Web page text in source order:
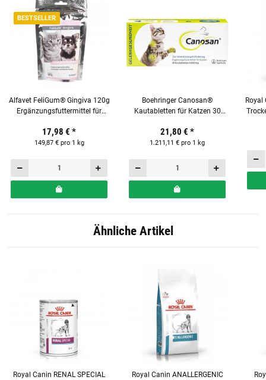
BESTSELLER
Alfavet FeliGum® Gingiva 120g
Ergänzungsfuttermittel für
17,98 € *
149,87 € pro 1 kg
Boehringer Canosan®
Kautabletten für Katzen 30
21,80 € *
1.211,11 € pro 1 kg
Royal
Ähnliche Artikel
Royal Canin RENAL SPECIAL
Royal Canin ANALLERGENIC